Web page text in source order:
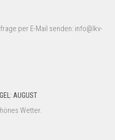
per E-Mail senden: info@lkv-
AUGUST
Wetter.